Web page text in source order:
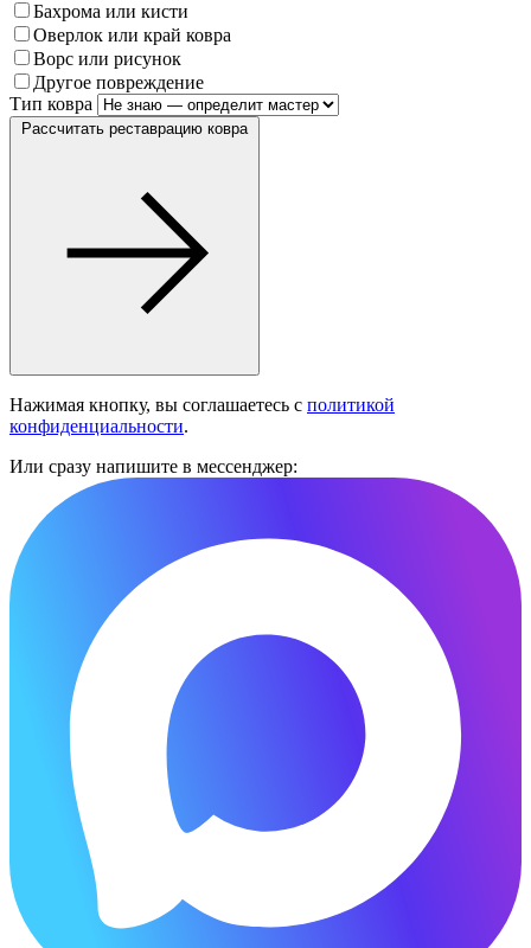
Бахрома или кисти
Оверлок или край ковра
Ворс или рисунок
Другое повреждение
Тип ковра
Рассчитать реставрацию ковра
Нажимая кнопку, вы соглашаетесь с политикой
конфиденциальности.
Или сразу напишите в мессенджер: